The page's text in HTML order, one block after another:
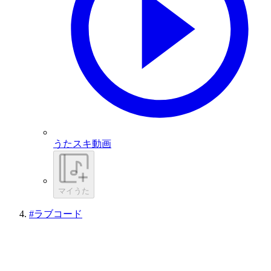
うたスキ動画
マイうた
#ラブコード